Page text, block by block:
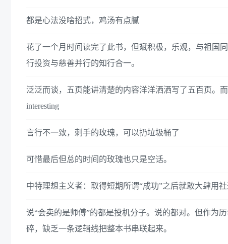
都是心法没啥招式，鸡汤有点腻
花了一个月时间读完了此书，但斌积极，乐观，与祖国
行投资与慈善并行的知行合一。
泛泛而谈，五页能讲清楚的内容洋洋洒洒写了五百页。
interesting
言行不一致，刺手的玫瑰，可以扔垃圾桶了
可惜最后但总的时间的玫瑰也只是空话。
中特理想主义者：取得短期所谓“成功”之后就敢大肆用
说“会卖的是师傅”的都是投机分子。说的都对。但作为
碎，缺乏一条逻辑线把整本书串联起来。